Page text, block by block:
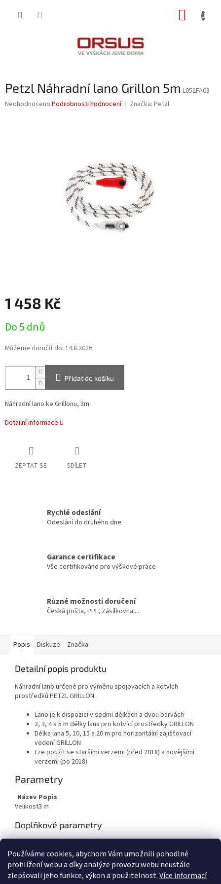
Používáme cookies, abychom Vám umožnili pohodlné
prohlížení webu a díky analýze provozu webu neustále
zlepšovali jeho funkce, výkon a použitelnost.Více informací
Petzl Náhradní lano Grillon 5m L052FA03
Průměrné
Neohodnoceno Podrobnosti hodnocení Značka: Petzl
1 458 Kč
cena:
Do 5 dnů
Můžeme doručit do: 14.8.2026
Přidat do košíku
Náhradní lano ke Grillonu, 3m
Detailní informace
ZEPTAT SE SDÍLET
Rychlé odeslání
Odeslání do druhého dne
Garance certifikace
Vše certifikováno pro výškové práce
Různé možnosti doručení
Česká pošta, PPL, Zásilkovna ...
Popis Diskuze Značka
Detailní popis produktu
Náhradní lano určené pro výměnu spojovacích a kotvích
prostředků PETZL GRILLON.
Lano je k dispozici v sedmi délkách a dvou barvách
2, 3, 4 a 5 m délky lana pro kotvící prostředky GRILLON
Délka lana 5, 10, 15 a 20 m pro horizontální zajišťovací
vedení GRILLON
Lze použít se staršími verzemi (před 2018) a novějšími
verzemi (po 2018)
Parametry
Název Popis
Velikost3 m
Doplňkové parametry
EAN: 3342540821729